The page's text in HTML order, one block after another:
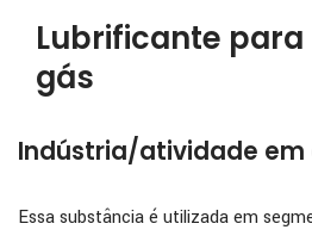
Lubrificante
gás
Indústria/atividade em
Essa substância é utilizada em